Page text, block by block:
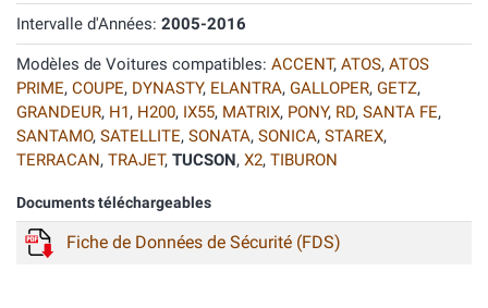
Intervalle d'Années: 2005-2016
Modèles de Voitures compatibles: ACCENT, ATOS, ATOS
PRIME, COUPE, DYNASTY, ELANTRA, GALLOPER, GETZ,
GRANDEUR, H1, H200, IX55, MATRIX, PONY, RD, SANTA FE,
SANTAMO, SATELLITE, SONATA, SONICA, STAREX,
TERRACAN, TRAJET, TUCSON, X2, TIBURON
Documents téléchargeables
Fiche de Données de Sécurité (FDS)